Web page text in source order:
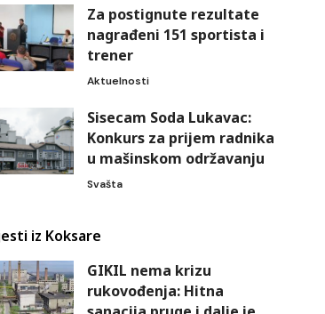
Za postignute rezultate
nagrađeni 151 sportista i
trener
Aktuelnosti
Sisecam Soda Lukavac:
Konkurs za prijem radnika
u mašinskom održavanju
Svašta
iz Koksare
GIKIL nema krizu
rukovođenja: Hitna